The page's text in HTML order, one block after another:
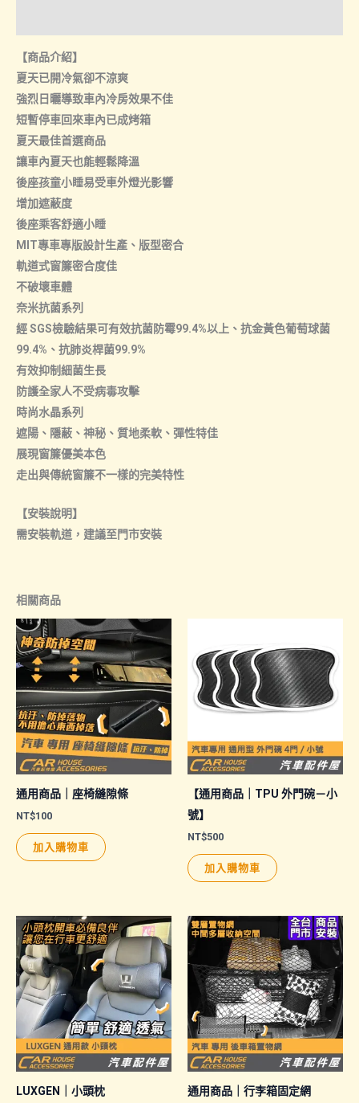
量
【商品介紹】
夏天已開冷氣卻不涼爽
強烈日曬導致車內冷房效果不佳
短暫停車回來車內已成烤箱
夏天最佳首選商品
讓車內夏天也能輕鬆降溫
後座孩童小睡易受車外燈光影響
增加遮蔽度
後座乘客舒適小睡
MIT專車專版設計生產、版型密合
軌道式窗簾密合度佳
不破壞車體
奈米抗菌系列
經 SGS檢驗結果可有效抗菌防霉99.4%以上、抗金黃色葡萄球菌
99.4%、抗肺炎桿菌99.9%
有效抑制細菌生長
防護全家人不受病毒攻擊
時尚水晶系列
遮陽、隱蔽、神秘、質地柔軟、彈性特佳
展現窗簾優美本色
走出與傳統窗簾不一樣的完美特性
【安裝說明】
需安裝軌道，建議至門市安裝
相關商品
通用商品｜座椅縫隙條
NT$100
加入購物車
【通用商品｜TPU 外門碗－小
號】
NT$500
加入購物車
LUXGEN｜小頭枕 通用商品｜行李箱固定網